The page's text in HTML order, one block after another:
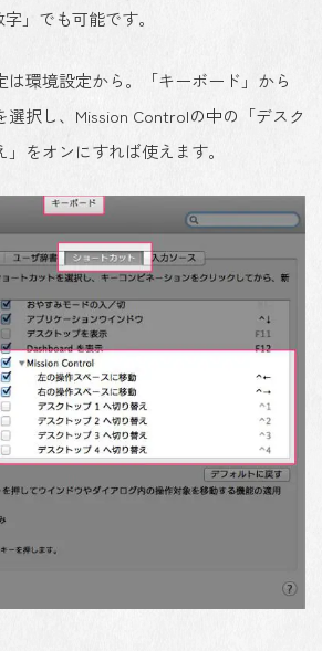
」でも可能です。
は環境設定から。「キーボード」から
選択し、Mission Controlの中の「デスク
」をオンにすれば使えます。